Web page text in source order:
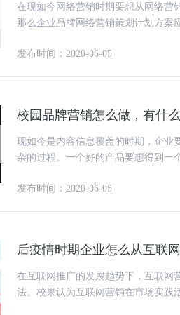
在现如今网络营销时期要想从网络营
那么企业品牌网络营销策划计划方案
发布时间：2020-06-05
校园品牌营销怎么做，有什
现如今是内容信息覆盖的时期，企业
杂的过程。一个好的产品要想得到一
发布时间：2020-06-05
后疫情时期企业怎么从互联
在互联网推广的发展趋势下，互联网
法。校果认为互联网营销在市场实践